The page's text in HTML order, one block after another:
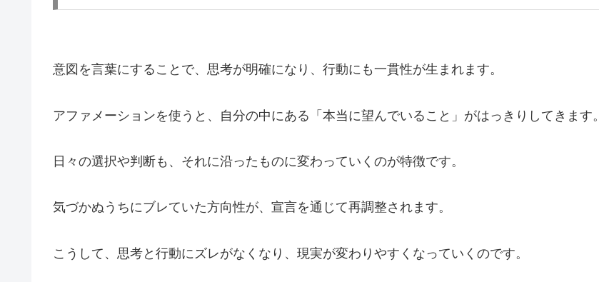
意図を言葉にすることで、思考が明確になり、行動にも一貫性が生まれます。
アファメーションを使うと、自分の中にある「本当に望んでいること」がはっきりしてきます。
日々の選択や判断も、それに沿ったものに変わっていくのが特徴です。
気づかぬうちにブレていた方向性が、宣言を通じて再調整されます。
こうして、思考と行動にズレがなくなり、現実が変わりやすくなっていくのです。